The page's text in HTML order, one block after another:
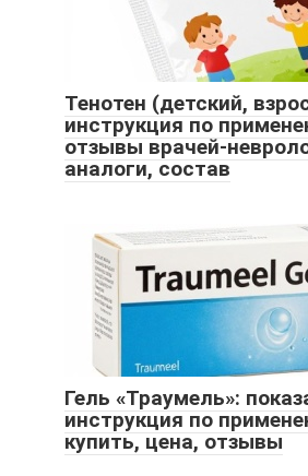
Тенотен (детский,
инструкция по
отзывы врачей-
аналоги, состав
Гель «Траумель»:
инструкция по
купить, цена, отзывы